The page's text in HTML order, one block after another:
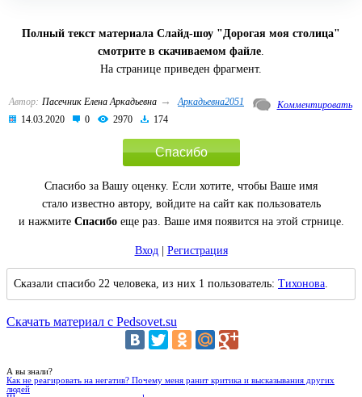
Полный текст материала Слайд-шоу "Дорогая моя столица"
смотрите в скачиваемом файле
На странице приведен фрагмент.
Автор: Пасечник Елена Аркадьевна →
Аркадьевна2051
14.03.2020
0 2970 174
Комментировать
Спасибо
Спасибо за Вашу оценку. Если хотите, чтобы Ваше имя
стало известно автору, войдите на сайт как пользователь
и нажмите Спасибоеще раз. Ваше имя появится на этой стрнице.
Вход| Регистрация
Сказали спасибо 22 человека, из них 1 пользователь: Тихонова
Скачать материал с Pedsovet.su
А вы знали?
Как не реагировать на негатив? Почему меня ранит критика и высказывания других
людей